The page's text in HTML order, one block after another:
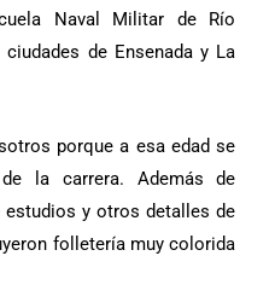
Naval Militar de Río
de Ensenada y La
porque a esa edad se
la carrera. Además de
y otros detalles de
folletería muy colorida